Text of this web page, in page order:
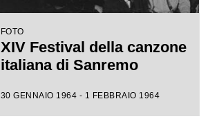
FOTO
XIV Festival della canzone
italiana di Sanremo
30 GENNAIO 1964 - 1 FEBBRAIO 1964